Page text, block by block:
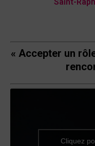
« Accepter un
Cliquez